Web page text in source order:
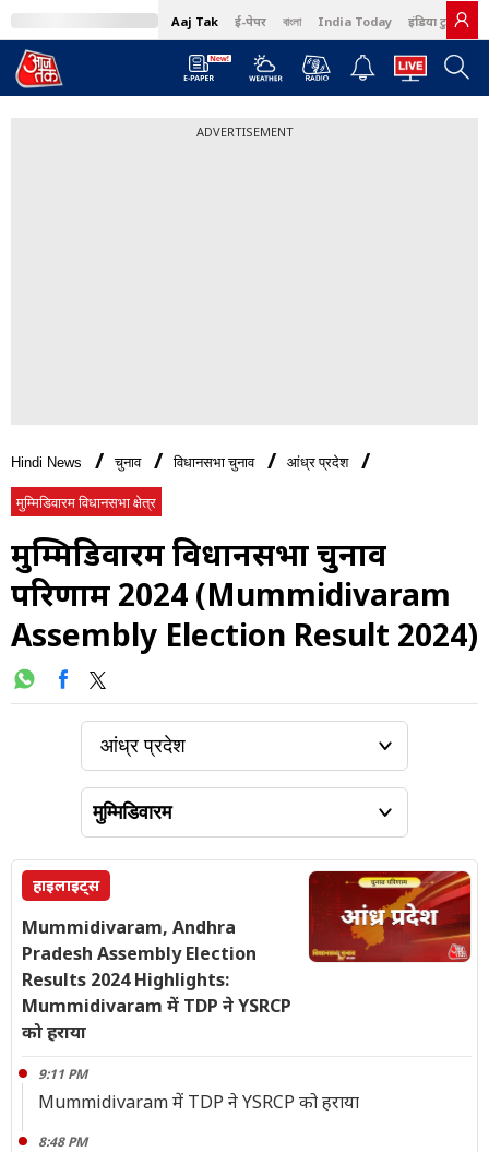
Aaj Tak ई-पेपर বাংলা India Today इंडिया टुडे हिंदी
ADVERTISEMENT
Hindi News चुनाव विधानसभा चुनाव आंध्र प्रदेश
मुम्मिडिवारम विधानसभा क्षेत्र
मुम्मिडिवारम विधानसभा चुनाव
परिणाम 2024 (Mummidivaram
Assembly Election Result 2024)
हाइलाइट्स
Mummidivaram, Andhra
Pradesh Assembly Election
Results 2024 Highlights:
Mummidivaram में TDP ने YSRCP
को हराया
9:11 PM
Mummidivaram में TDP ने YSRCP को हराया
8:48 PM